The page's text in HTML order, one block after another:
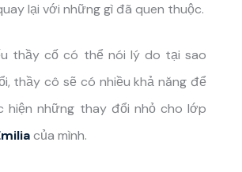
lại với những gì đã quen thuộc.
thầy cố có thể nói lý do tại sao
thầy cô sẽ có nhiều khả năng để
những thay đổi nhỏ cho lớp
của mình.